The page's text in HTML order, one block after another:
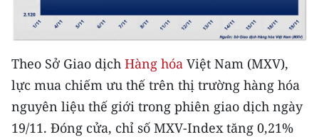
NHÂN DÂN CUỐI TUẦN
NHÂN DÂN HẰNG THÁNG
MUA BÁO
ĐỌC BÁO IN
Theo Sở Giao dịch Hàng hóa Việt Nam (MXV),
lực mua chiếm ưu thế trên thị trường hàng hóa
nguyên liệu thế giới trong phiên giao dịch ngày
19/11. Đóng cửa, chỉ số MXV-Index tăng 0,21%